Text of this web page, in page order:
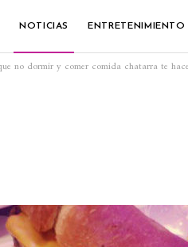
NOTICIAS ENTRETENIMIENTO
no dormir y comer comida chatarra te